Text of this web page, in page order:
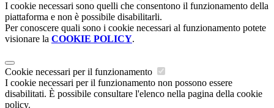
I cookie necessari sono quelli che consentono il funzionamento della
piattaforma e non è possibile disabilitarli.
Per conoscere quali sono i cookie necessari al funzionamento potete
visionare la COOKIE POLICY.
Cookie necessari per il funzionamento
I cookie necessari per il funzionamento non possono essere
disabilitati. È possibile consultare l'elenco nella pagina della cookie
policy.